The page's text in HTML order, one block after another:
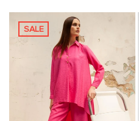
SALE